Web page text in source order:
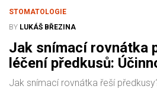
STOMATOLOGIE
BY LUKÁŠ BŘEZINA
Jak snímací rovnátka
léčení předkusů:
kdy zvolit fixní
Jak snímací rovnátka řeší